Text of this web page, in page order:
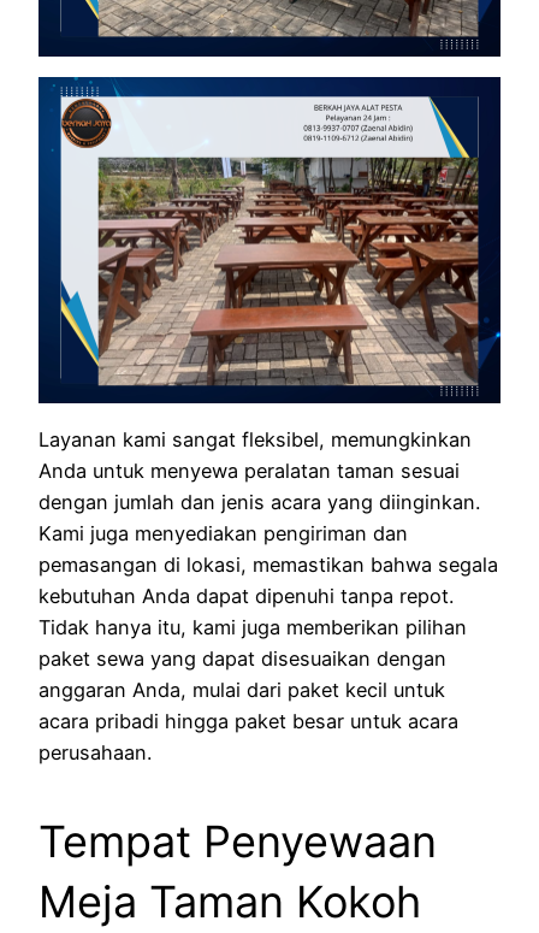
Layanan kami sangat fleksibel, memungkinkan
Anda untuk menyewa peralatan taman sesuai
dengan jumlah dan jenis acara yang diinginkan.
Kami juga menyediakan pengiriman dan
pemasangan di lokasi, memastikan bahwa segala
kebutuhan Anda dapat dipenuhi tanpa repot.
Tidak hanya itu, kami juga memberikan pilihan
paket sewa yang dapat disesuaikan dengan
anggaran Anda, mulai dari paket kecil untuk
acara pribadi hingga paket besar untuk acara
perusahaan.
Tempat Penyewaan
Meja Taman Kokoh